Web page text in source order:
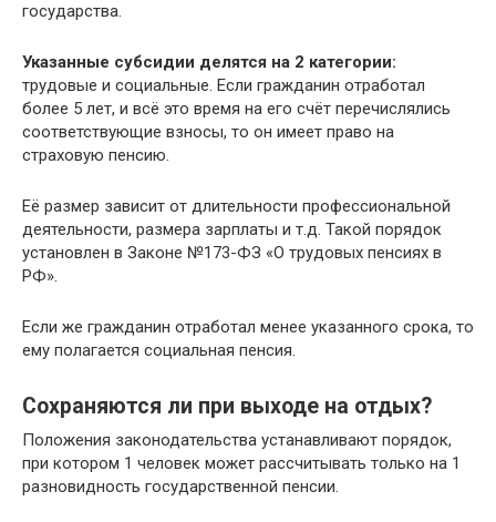
государства.
Указанные субсидии делятся на 2 категории:
трудовые и социальные. Если гражданин отработал
более 5 лет, и всё это время на его счёт перечислялись
соответствующие взносы, то он имеет право на
страховую пенсию.
Её размер зависит от длительности профессиональной
деятельности, размера зарплаты и т.д. Такой порядок
установлен в Законе №173-ФЗ «О трудовых пенсиях в
РФ».
Если же гражданин отработал менее указанного срока, то
ему полагается социальная пенсия.
Сохраняются ли при выходе на отдых?
Положения законодательства устанавливают порядок,
при котором 1 человек может рассчитывать только на 1
разновидность государственной пенсии.